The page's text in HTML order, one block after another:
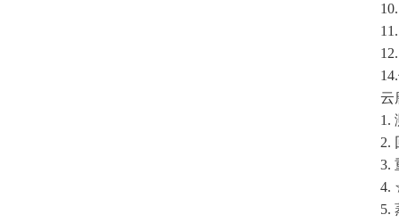
10.
11.
12.
14.仪
云
1. 测
2. 回
3. 重
4. ☆
5. 蒸